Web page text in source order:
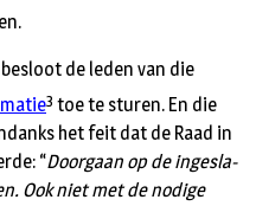
de leden van die
3 toe te sturen. En die
het feit dat de Raad in
“Doorgaan op de ingesla­
Ook niet met de nodige